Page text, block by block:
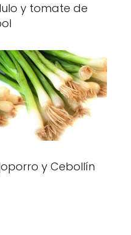
y tomate de
y Cebollín